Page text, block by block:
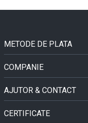
METODE DE PLATA
COMPANIE
AJUTOR & CONTACT
CERTIFICATE